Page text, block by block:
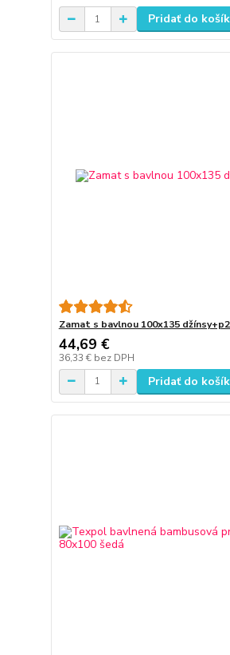
Pridať do
Zamat s bavlnou 100x135
44,69 €
36,33 € bez DPH
Pridať do